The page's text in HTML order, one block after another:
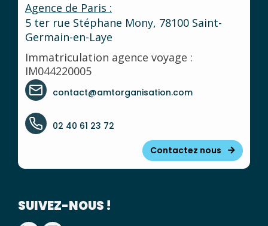
Agence de Paris :
5 ter rue Stéphane Mony, 78100 Saint-
Germain-en-Laye
Immatriculation agence voyage :
IM044220005
contact@amtorganisation.com
02 40 61 23 72
Contactez nous
SUIVEZ-NOUS !